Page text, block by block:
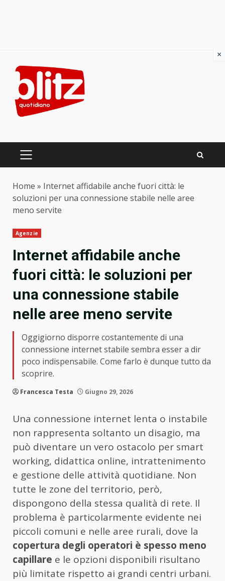
content
PRIMARY
Home » Internet affidabile anche fuori città: le
soluzioni per una connessione stabile nelle aree
meno servite
Agenzie
Internet affidabile anche
fuori città: le soluzioni per
una connessione stabile
nelle aree meno servite
Oggigiorno disporre costantemente di una
connessione internet stabile sembra esser a dir
poco indispensabile. Come farlo è dunque tutto da
scoprire.
Francesca Testa Giugno 29, 2026
Una connessione internet lenta o instabile
non rappresenta soltanto un disagio, ma
può diventare un vero ostacolo per smart
working, didattica online, intrattenimento
e gestione delle attività quotidiane. Non
tutte le zone del territorio, però,
dispongono della stessa qualità di rete. Il
problema è particolarmente evidente nei
piccoli comuni e nelle aree rurali, dove la
copertura degli operatori è spesso meno
capillare e le opzioni disponibili risultano
più limitate rispetto ai grandi centri urbani.
×